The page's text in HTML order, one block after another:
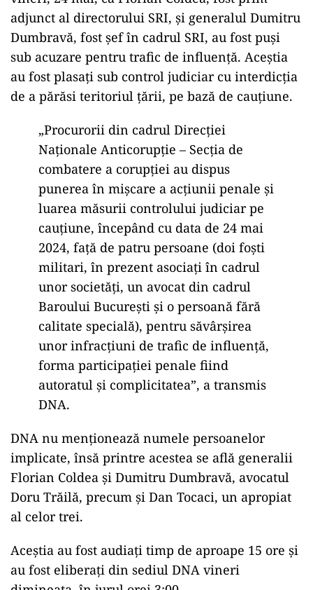
ad
DNA l-a pus sub acuzare pentru trafic de
influență
Direcția Națională Anticorupție (DNA) a anunțat
vineri, 24 mai, că Florian Coldea, fost prim-
adjunct al directorului SRI, și generalul Dumitru
Dumbravă, fost șef în cadrul SRI, au fost puși
sub acuzare pentru trafic de influență. Aceștia
au fost plasați sub control judiciar cu interdicția
de a părăsi teritoriul țării, pe bază de cauțiune.
„Procurorii din cadrul Direcţiei
Naţionale Anticorupţie – Secţia de
combatere a corupţiei au dispus
punerea în mişcare a acţiunii penale şi
luarea măsurii controlului judiciar pe
cauţiune, începând cu data de 24 mai
2024, faţă de patru persoane (doi foşti
militari, în prezent asociaţi în cadrul
unor societăţi, un avocat din cadrul
Baroului Bucureşti şi o persoană fără
calitate specială), pentru săvârşirea
unor infracţiuni de trafic de influenţă,
forma participaţiei penale fiind